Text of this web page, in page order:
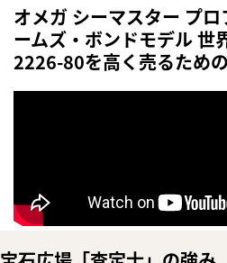
オメガ シーマスター プ
ームズ・ボンドモデル 世
2226-80を高く売るため